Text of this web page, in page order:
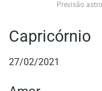
Previsão
Capricórnio
27/02/2021